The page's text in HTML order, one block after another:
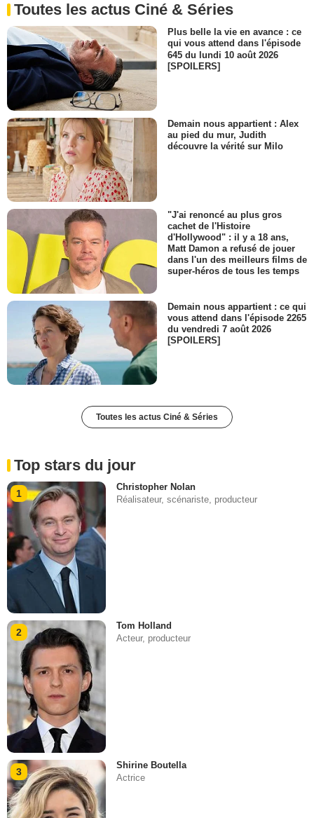
Toutes les actus Ciné & Séries
Plus belle la vie en avance : ce
qui vous attend dans l'épisode
645 du lundi 10 août 2026
[SPOILERS]
Demain nous appartient : Alex
au pied du mur, Judith
découvre la vérité sur Milo
"J'ai renoncé au plus gros
cachet de l'Histoire
d'Hollywood" : il y a 18 ans,
Matt Damon a refusé de jouer
dans l'un des meilleurs films de
super-héros de tous les temps
Demain nous appartient : ce qui
vous attend dans l'épisode 2265
du vendredi 7 août 2026
[SPOILERS]
Toutes les actus Ciné & Séries
Top stars du jour
1
Christopher Nolan
Réalisateur, scénariste, producteur
2
Tom Holland
Acteur, producteur
3
Shirine Boutella
Actrice